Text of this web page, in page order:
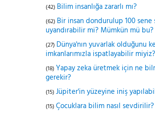
(42) Bilim insanlığa zararlı mı?
(62) Bir insan dondurulup 100 sene
uyandırabilir mi? Mümkün mü bu?
(27) Dünya'nın yuvarlak olduğunu
imkanlarımızla ispatlayabilir miyiz?
(18) Yapay zeka üretmek için ne
gerekir?
(15) Jüpiter'in yüzeyine iniş
(15) Çocuklara bilim nasıl sevdirilir?